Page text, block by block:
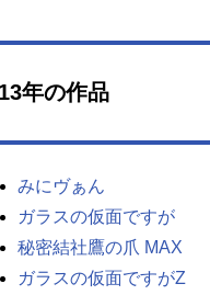
年の作品
みにヴぁん
ガラスの仮面ですが
秘密結社鷹の爪 MAX
ガラスの仮面ですがZ